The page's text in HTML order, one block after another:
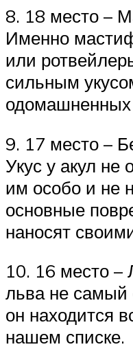
8. 18 место –
Именно
или
сильным
одомашненных
9. 17 место –
Укус у акул не
им особо и не
основные
наносят
10. 16 место –
льва не самый
он находится
нашем списке.